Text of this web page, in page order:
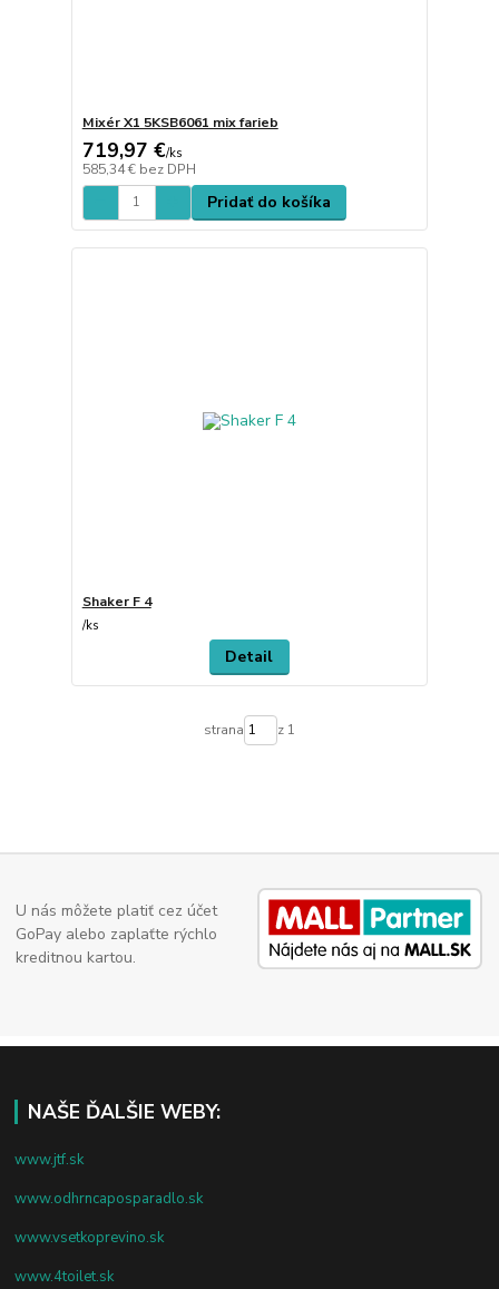
Mixér X1 5KSB6061 mix farieb
719,97 €/ks
585,34 € bez DPH
Pridať do košíka
Shaker F 4
/ks
Detail
strana z 1
U nás môžete platiť cez účet
GoPay alebo zaplaťte rýchlo
kreditnou kartou.
NAŠE ĎALŠIE WEBY:
www.jtf.sk
www.odhrncaposparadlo.sk
www.vsetkoprevino.sk
www.4toilet.sk